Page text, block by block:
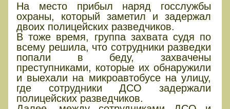
На место прибыл наряд госслужбы
охраны, который заметил и задержал
двоих полицейских разведчиков.
В тоже время, группа захвата судя по
всему решила, что сотрудники разведки
попали в беду, захвачены
преступниками, которые их обнаружили
и выехали на микроавтобусе на улицу,
где сотрудники ДСО задержали
полицейских разведчиков.